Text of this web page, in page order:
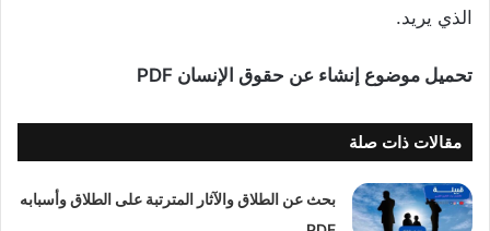
الذي يريد.
تحميل موضوع إنشاء عن حقوق الإنسان PDF
مقالات ذات صلة
بحث عن الطلاق والآثار المترتبة على الطلاق وأسبابه